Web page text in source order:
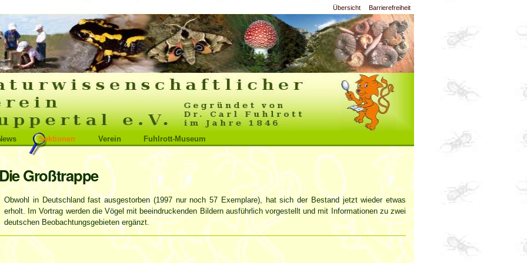
Übersicht Barrierefreiheit
Sektionen Verein Fuhlrott-Museum
Die Großtrappe
Obwohl in Deutschland fast ausgestorben (1997 nur noch 57 Exemplare), hat sich der Bestand jetzt wieder etwas
erholt. Im Vortrag werden die Vögel mit beeindruckenden Bildern ausführlich vorgestellt und mit Informationen zu zwei
deutschen Beobachtungsgebieten ergänzt.